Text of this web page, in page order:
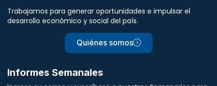
Trabajamos para generar oportunidades e impulsar el
desarrollo económico y social del país.
Quiénes somos
Informes Semanales